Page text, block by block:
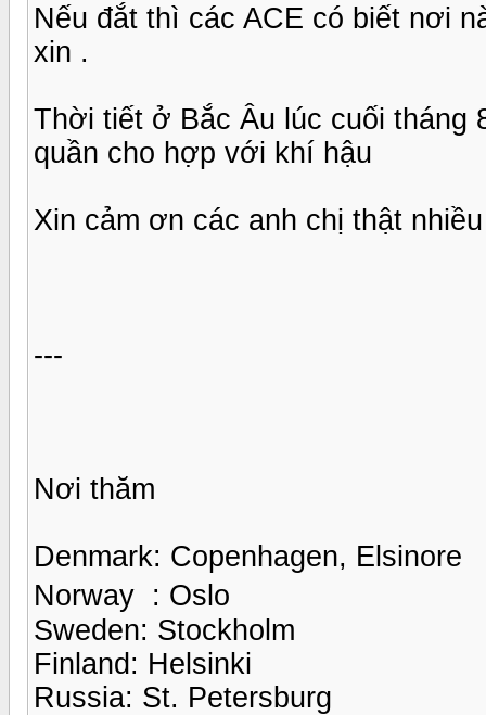
Nếu đắt thì các ACE có biết nơi
xin .
Thời tiết ở Bắc Âu lúc cuối tháng
quần cho hợp với khí hậu
Xin cảm ơn các anh chị thật
---
Nơi thăm
Denmark: Copenhagen, Elsinore
Norway : Oslo
Sweden: Stockholm
Finland: Helsinki
Russia: St. Petersburg